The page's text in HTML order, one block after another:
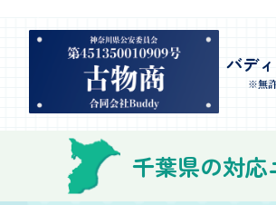
ださり、作業の流れや注意点を
しっかり説明していただけたの
で、こちらも安心感を持って作
業を見守ることができました。
運び出しの際も、壁や床を傷つ
けないように細心の注意を払っ
ていただき、家全体がスムーズ
バデ
※無
千葉県の対応